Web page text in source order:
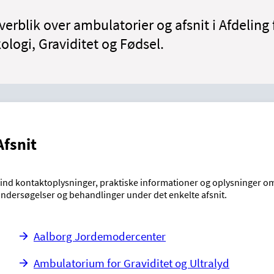
over ambulatorier og afsnit i Afdeling
Graviditet og Fødsel.
kontaktoplysninger, praktiske informationer og oplysninger
og behandlinger under det enkelte afsnit.
Aalborg Jordemodercenter
Ambulatorium for Graviditet og Ultralyd